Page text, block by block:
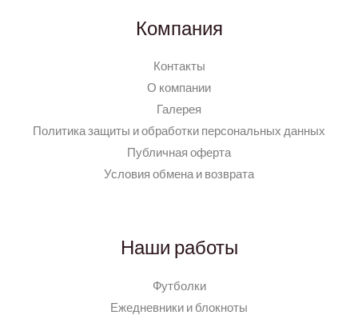
Компания
Контакты
О компании
Галерея
Политика защиты и обработки персональных данных
Публичная оферта
Условия обмена и возврата
Наши работы
Футболки
Ежедневники и блокноты